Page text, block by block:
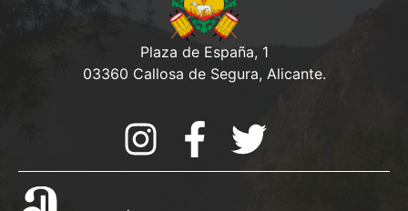
Plaza de España, 1
03360 Callosa de Segura, Alicante.